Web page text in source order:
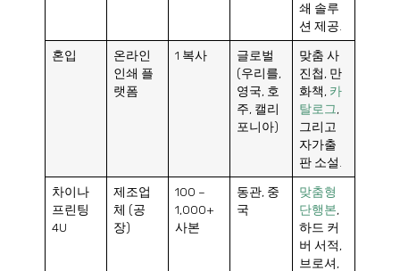
쇄 솔루
션 제공.
혼입
온라인
인쇄 플
랫폼
1 복사
글로벌
(우리를,
영국, 호
주, 캘리
포니아)
맞춤 사
진첩, 만
화책, 카
탈로그,
그리고
자가출
판 소설.
차이나
프린팅
4U
제조업
체 (공
장)
100 –
1,000+
사본
동관, 중
국
맞춤형
단행본,
하드 커
버 서적,
브로셔,